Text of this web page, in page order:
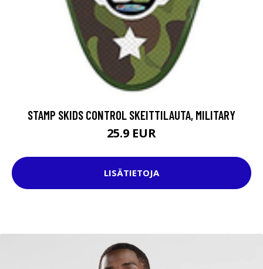
STAMP SKIDS CONTROL SKEITTILAUTA, MILITARY
25.9 EUR
LISÄTIETOJA